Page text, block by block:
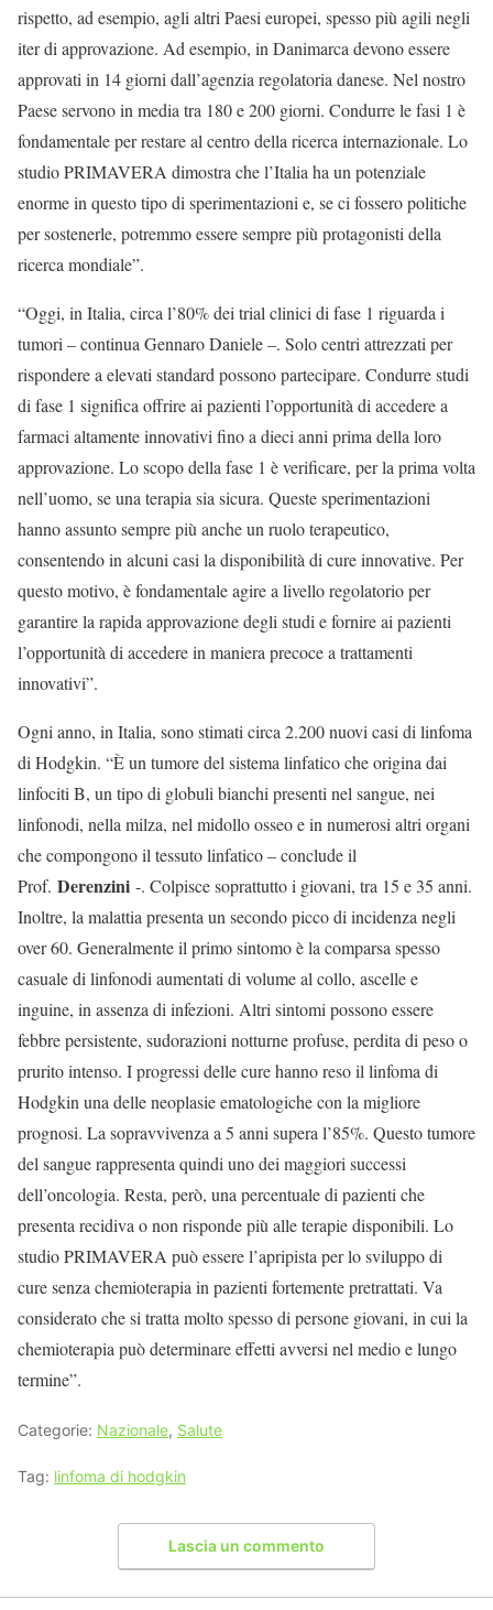
rispetto, ad esempio, agli altri Paesi europei, spesso più agili negli
iter di approvazione. Ad esempio, in Danimarca devono essere
approvati in 14 giorni dall’agenzia regolatoria danese. Nel nostro
Paese servono in media tra 180 e 200 giorni. Condurre le fasi 1 è
fondamentale per restare al centro della ricerca internazionale. Lo
studio PRIMAVERA dimostra che l’Italia ha un potenziale
enorme in questo tipo di sperimentazioni e, se ci fossero politiche
per sostenerle, potremmo essere sempre più protagonisti della
ricerca mondiale”.
“Oggi, in Italia, circa l’80% dei trial clinici di fase 1 riguarda i
tumori – continua Gennaro Daniele –. Solo centri attrezzati per
rispondere a elevati standard possono partecipare. Condurre studi
di fase 1 significa offrire ai pazienti l’opportunità di accedere a
farmaci altamente innovativi fino a dieci anni prima della loro
approvazione. Lo scopo della fase 1 è verificare, per la prima volta
nell’uomo, se una terapia sia sicura. Queste sperimentazioni
hanno assunto sempre più anche un ruolo terapeutico,
consentendo in alcuni casi la disponibilità di cure innovative. Per
questo motivo, è fondamentale agire a livello regolatorio per
garantire la rapida approvazione degli studi e fornire ai pazienti
l’opportunità di accedere in maniera precoce a trattamenti
innovativi”.
Ogni anno, in Italia, sono stimati circa 2.200 nuovi casi di linfoma
di Hodgkin. “È un tumore del sistema linfatico che origina dai
linfociti B, un tipo di globuli bianchi presenti nel sangue, nei
linfonodi, nella milza, nel midollo osseo e in numerosi altri organi
che compongono il tessuto linfatico – conclude il
Prof. Derenzini -. Colpisce soprattutto i giovani, tra 15 e 35 anni.
Inoltre, la malattia presenta un secondo picco di incidenza negli
over 60. Generalmente il primo sintomo è la comparsa spesso
casuale di linfonodi aumentati di volume al collo, ascelle e
inguine, in assenza di infezioni. Altri sintomi possono essere
febbre persistente, sudorazioni notturne profuse, perdita di peso o
prurito intenso. I progressi delle cure hanno reso il linfoma di
Hodgkin una delle neoplasie ematologiche con la migliore
prognosi. La sopravvivenza a 5 anni supera l’85%. Questo tumore
del sangue rappresenta quindi uno dei maggiori successi
dell’oncologia. Resta, però, una percentuale di pazienti che
presenta recidiva o non risponde più alle terapie disponibili. Lo
studio PRIMAVERA può essere l’apripista per lo sviluppo di
cure senza chemioterapia in pazienti fortemente pretrattati. Va
considerato che si tratta molto spesso di persone giovani, in cui la
chemioterapia può determinare effetti avversi nel medio e lungo
termine”.
Categorie: Nazionale, Salute
Tag: linfoma di hodgkin
Lascia un commento